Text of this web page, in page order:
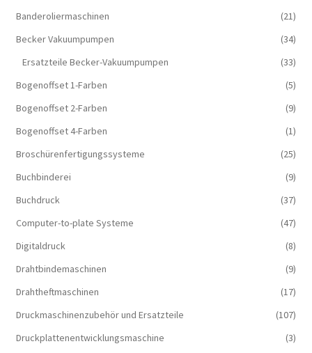
Banderoliermaschinen
(21)
Becker Vakuumpumpen
(34)
Ersatzteile Becker-Vakuumpumpen
(33)
Bogenoffset 1-Farben
(5)
Bogenoffset 2-Farben
(9)
Bogenoffset 4-Farben
(1)
Broschürenfertigungssysteme
(25)
Buchbinderei
(9)
Buchdruck
(37)
Computer-to-plate Systeme
(47)
Digitaldruck
(8)
Drahtbindemaschinen
(9)
Drahtheftmaschinen
(17)
Druckmaschinenzubehör und Ersatzteile
(107)
Druckplattenentwicklungsmaschine
(3)